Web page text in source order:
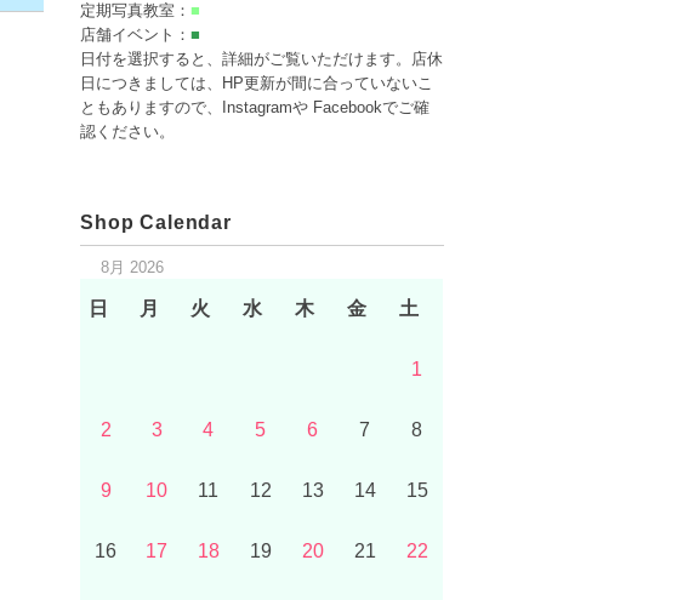
定期写真教室：■
店舗イベント：■
日付を選択すると、詳細がご覧いただけます。店休
日につきましては、HP更新が間に合っていないこ
ともありますので、Instagramや Facebookでご確
認ください。
Shop Calendar
8月 2026
日 月 火 水 木 金 土
1
2 3 4 5 6 7 8
9 10 11 12 13 14 15
16 17 18 19 20 21 22